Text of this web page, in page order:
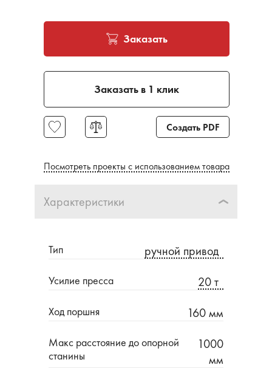
Заказать
Заказать в 1 клик
Создать PDF
Посмотреть проекты с использованием товара
Характеристики
Тип ручной привод
Усилие пресса 20 т
Ход поршня 160 мм
Макс расстояние до опорной
станины
1000
мм